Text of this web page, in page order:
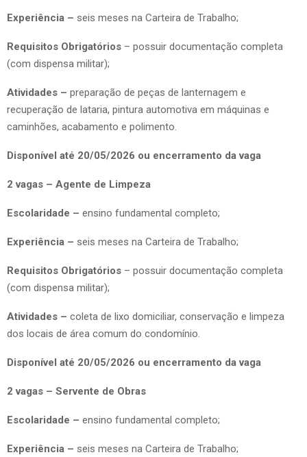
Experiência – seis meses na Carteira de Trabalho;
Requisitos Obrigatórios – possuir documentação completa
(com dispensa militar);
Atividades – preparação de peças de lanternagem e
recuperação de lataria, pintura automotiva em máquinas e
caminhões, acabamento e polimento.
Disponível até 20/05/2026 ou encerramento da vaga
2 vagas – Agente de Limpeza
Escolaridade – ensino fundamental completo;
Experiência – seis meses na Carteira de Trabalho;
Requisitos Obrigatórios – possuir documentação completa
(com dispensa militar);
Atividades – coleta de lixo domiciliar, conservação e limpeza
dos locais de área comum do condomínio.
Disponível até 20/05/2026 ou encerramento da vaga
2 vagas – Servente de Obras
Escolaridade – ensino fundamental completo;
Experiência – seis meses na Carteira de Trabalho;